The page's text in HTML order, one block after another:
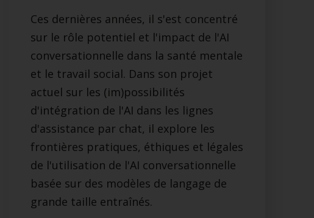
Ces dernières années, il s'est concentré
sur le rôle potentiel et l'impact de l'AI
conversationnelle dans la santé mentale
et le travail social. Dans son projet
actuel sur les (im)possibilités
d'intégration de l'AI dans les lignes
d'assistance par chat, il explore les
frontières pratiques, éthiques et légales
de l'utilisation de l'AI conversationnelle
basée sur des modèles de langage de
grande taille entraînés.